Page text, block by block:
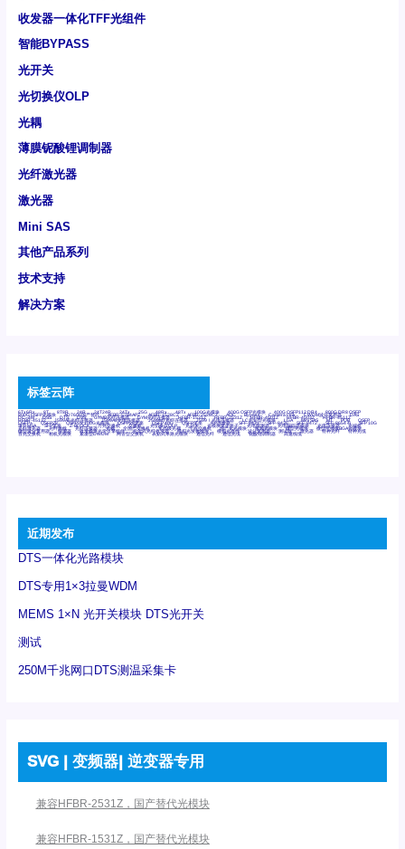
收发器一体化TFF光组件
智能BYPASS
光开关
光切换仪OLP
光耦
薄膜铌酸锂调制器
光纤激光器
激光器
Mini SAS
其他产品系列
技术支持
解决方案
标签云阵
6Tx6Rx 8T 8T8R 24R 24T24R 24Tx 25G 48Rx 48Tx 100G光模块 400G OSFP光模块 400G QSFP112 DR4 800G DR8 OSFP
800G OSFP光模块 AD7606国产替代 AFBR-57B4APZ AFBR-1528CZ AFBR-2528CZ AOC Bypass Camera Link CWDM波分复用器 DAS
DC~4M DSS DTS DVS GYMB光纤连接器 GYM光纤连接器 HFBR-1531Z HFBR-2531Z HFBR-4501Z HFBR-4503Z HFBR-4511Z
HFBR-4513Z J599A6光纤连接器 J599A8光电连接器 J599MT光纤连接器 J599Ⅰ光电连接器 LC超短型光模块 LGA Mini SAS MT POB QSFP
QSFP+ QSFP28 QSFP28 100G光模块 QSFP28笼座 QSFP 40G QSFP笼座 RP连接器 SFF-8431 SFF-8436 SFF-8472 SFF-8654 4i SFP 10G
SFP MSA SFP笼座 Z-BLOCK 万兆交换机 交换机 光切换仪OLP 光开关 光模块笼子座子 光电探测器 光电编码器模块 光电连接器 光端机
光纤激光器 光纤跳线 光纤连接器 光耦 全国产交换机 军品级光耦 千兆交换机 国产化光模块 射频光模块 微型光模块 微型可插拔BGA光模块
微型波分复用器 探测器 收发模块光学引擎组件 机架式光纤收发器 模拟光发射模块 模拟光器件 波分复用器 测试版 激光器 特种光纤 特种光缆
百兆交换机 相机光模块 紧凑型DWDM 网管型交换机 表贴式单路光模块 通信光纤 通信光缆 铌酸锂调制器 高速线缆
近期发布
DTS一体化光路模块
DTS专用1×3拉曼WDM
MEMS 1×N 光开关模块 DTS光开关
测试
250M千兆网口DTS测温采集卡
SVG | 变频器| 逆变器专用
兼容HFBR-2531Z，国产替代光模块
兼容HFBR-1531Z，国产替代光模块